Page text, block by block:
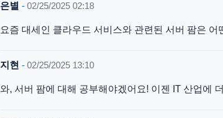
은별 - 02/25/2025 02:18
요즘 대세인 클라우드 서비스와 관련된 서버 팜은
지현 - 02/25/2025 13:10
와, 서버 팜에 대해 공부해야겠어요! 이젠 IT 산업에